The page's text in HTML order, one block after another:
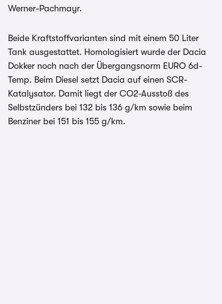
Werner-Pachmayr.
Beide Kraftstoffvarianten sind mit einem 50 Liter
Tank ausgestattet. Homologisiert wurde der Dacia
Dokker noch nach der Übergangsnorm EURO 6d-
Temp. Beim Diesel setzt Dacia auf einen SCR-
Katalysator. Damit liegt der CO2-Ausstoß des
Selbstzünders bei 132 bis 136 g/km sowie beim
Benziner bei 151 bis 155 g/km.